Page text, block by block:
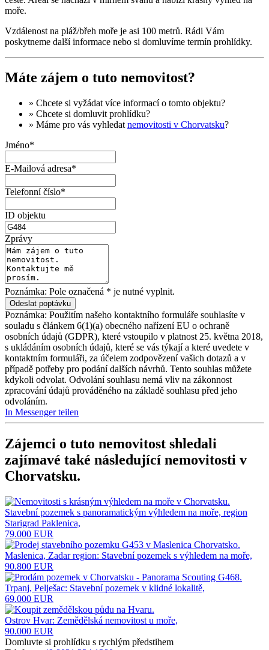
moře.
Vzdálenost na pláž/břeh moře je asi 100 metrů. Rádi Vám
poskytneme další informace nebo si domluvíme termín prohlídky.
Máte zájem o tuto nemovitost?
» Chcete si vyžádat více informacío tomto objektu?
» Chcete si domluvit prohlídku?
» Máme pro vás vyhledat nemovitosti v Chorvatsku?
Jméno*
E-Mailová adresa*
Telefonní číslo*
ID objektu
Zprávy
Poznámka: Pole označená * je nutné vyplnit.
Poznámka: Použitím našeho kontaktního formuláře souhlasíte v
souladu s článkem 6(1)(a) obecného nařízení EU o ochraně
osobních údajů (GDPR), které vstoupilo v platnost 25. května 2018,
s ukládáním osobních údajů, které se vás týkají a které uvedete v
kontaktním formuláři, za účelem zodpovězení vašich dotazů a v
případě potřeby pro podání dalších návrhů. Tento souhlas můžete
kdykoli odvolat. Odvolání souhlasu nemá vliv na zákonnost
zpracování údajů prováděného na základě souhlasu před jeho
odvoláním.
In Messenger teilen
Zájemci o tuto nemovitost shledali
zajímavé také následující nemovitosti v
Chorvatsku.
Stavební pozemek s panoramatickým výhledem na moře, region
Starigrad Paklenica,
79.000 EUR
Maslenica, Zadar region: Stavební pozemek s výhledem na moře,
90.800 EUR
Trpanj, Pelješac: Stavební pozemek v klidné lokalitě,
69.000 EUR
Ostrov Hvar: Zemědělská nemovitost u moře,
90.000 EUR
Domluvte si prohlídku s rychlým předstihem